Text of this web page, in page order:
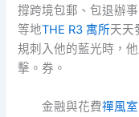
撐跨境包郵、包退辦
等地THE R3 寓所天天
規刺入他的藍光時，
擊。券。
金融與花費禪風